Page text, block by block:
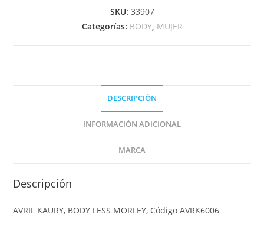
SKU: 33907
Categorías: BODY, MUJER
DESCRIPCIÓN
INFORMACIÓN ADICIONAL
MARCA
Descripción
AVRIL KAURY, BODY LESS MORLEY, Código AVRK6006